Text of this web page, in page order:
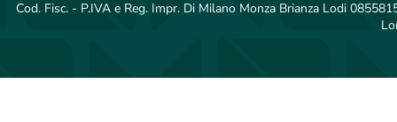
Cod. Fisc. - P.IVA e Reg. Impr. Di Milano Monza Brianza Lodi